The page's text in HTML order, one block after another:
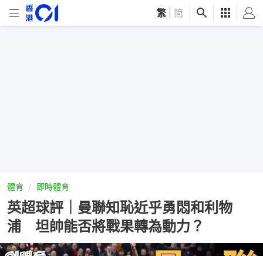
繁 简
體育 即時體育
英超球評｜曼聯知恥近乎勇悶和利物
浦 坦帥能否將戰果轉為動力？